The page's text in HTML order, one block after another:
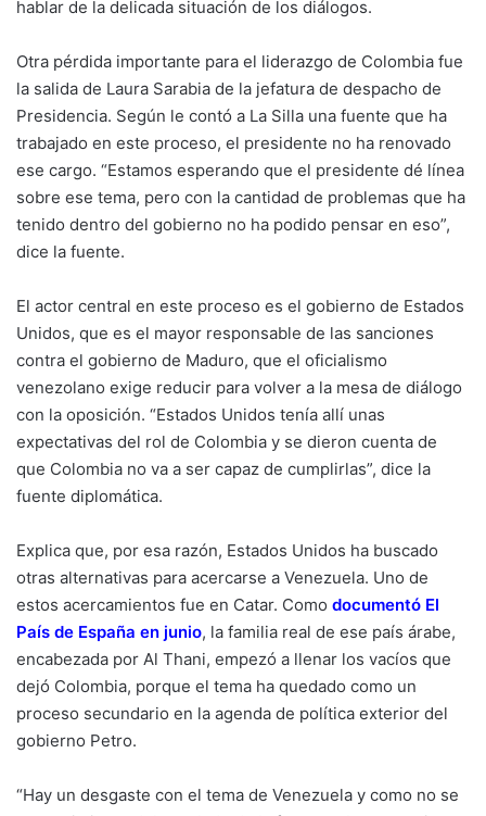
hablar de la delicada situación de los diálogos.
Otra pérdida importante para el liderazgo de Colombia fue
la salida de Laura Sarabia de la jefatura de despacho de
Presidencia. Según le contó a La Silla una fuente que ha
trabajado en este proceso, el presidente no ha renovado
ese cargo. “Estamos esperando que el presidente dé línea
sobre ese tema, pero con la cantidad de problemas que ha
tenido dentro del gobierno no ha podido pensar en eso”,
dice la fuente.
El actor central en este proceso es el gobierno de Estados
Unidos, que es el mayor responsable de las sanciones
contra el gobierno de Maduro, que el oficialismo
venezolano exige reducir para volver a la mesa de diálogo
con la oposición. “Estados Unidos tenía allí unas
expectativas del rol de Colombia y se dieron cuenta de
que Colombia no va a ser capaz de cumplirlas”, dice la
fuente diplomática.
Explica que, por esa razón, Estados Unidos ha buscado
otras alternativas para acercarse a Venezuela. Uno de
estos acercamientos fue en Catar. Como documentó El
País de España en junio, la familia real de ese país árabe,
encabezada por Al Thani, empezó a llenar los vacíos que
dejó Colombia, porque el tema ha quedado como un
proceso secundario en la agenda de política exterior del
gobierno Petro.
“Hay un desgaste con el tema de Venezuela y como no se